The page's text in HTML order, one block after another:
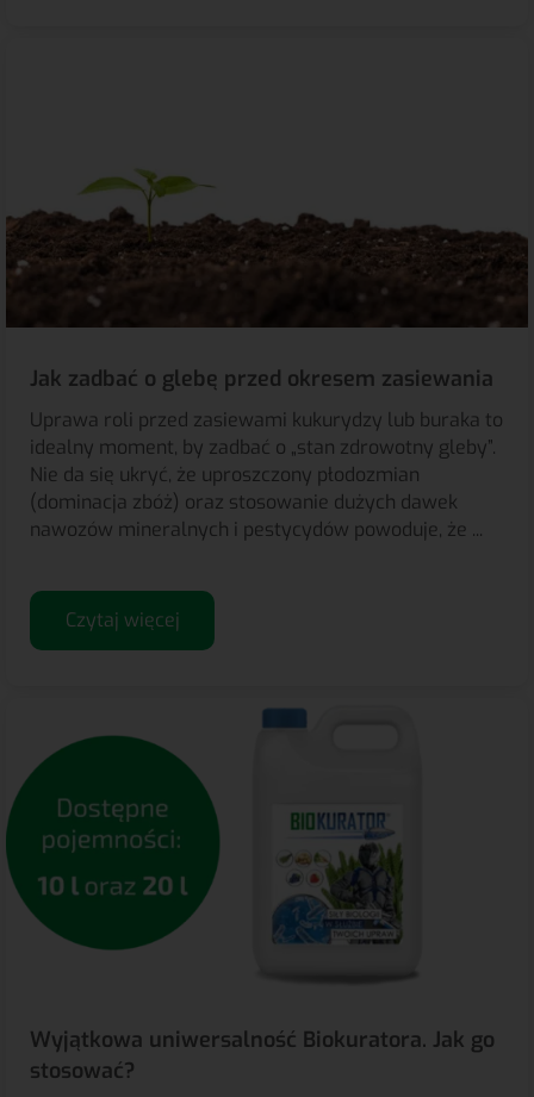
Jak zadbać o glebę przed okresem zasiewania
Uprawa roli przed zasiewami kukurydzy lub buraka to
idealny moment, by zadbać o „stan zdrowotny gleby”.
Nie da się ukryć, że uproszczony płodozmian
(dominacja zbóż) oraz stosowanie dużych dawek
nawozów mineralnych i pestycydów powoduje, że ...
Czytaj więcej
Wyjątkowa uniwersalność Biokuratora. Jak go
stosować?